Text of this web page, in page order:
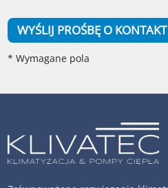
WYŚLIJ PROŚBĘ O KONTAKT
* Wymagane pola